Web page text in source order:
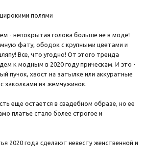
- непокрытая голова больше не в моде!
фату, ободок с крупными цветами и
Все, что угодно! От этого тренда
к модным в 2020 году прическам. И это -
пучок, хвост на затылке или аккуратные
заколками из жемчужинок.
еще остается в свадебном образе, но ее
платье стало более строгое и
2020 года сделают невесту женственной и